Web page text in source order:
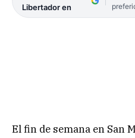
Libertador en
El fin de semana en San